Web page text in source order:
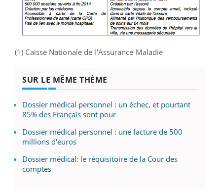
(1) Caisse Nationale de l'Assurance Maladie
SUR LE MÊME THÈME
Dossier médical personnel : un échec, et pourtant
85% des Français sont pour
Dossier médical personnel : une facture de 500
millions d'euros
Dossier médical: le réquisitoire de la Cour des
comptes